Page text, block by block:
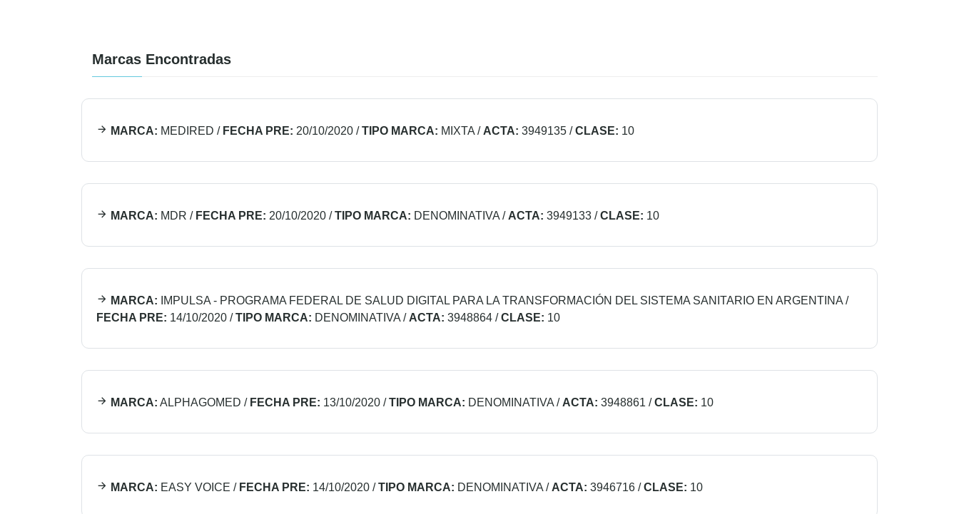
Marcas Encontradas
MARCA: MEDIRED / FECHA PRE: 20/10/2020 /TIPO MARCA: MIXTA / ACTA: 3949135 /CLASE: 10
MARCA: MDR / FECHA PRE: 20/10/2020 /TIPO MARCA: DENOMINATIVA / ACTA: 3949133 /CLASE: 10
MARCA: IMPULSA - PROGRAMA FEDERAL DE SALUD DIGITAL PARA LA TRANSFORMACIÓN DEL SISTEMA SANITARIO EN ARGENTINA /
FECHA PRE: 14/10/2020 /TIPO MARCA: DENOMINATIVA / ACTA: 3948864 /CLASE: 10
MARCA: ALPHAGOMED / FECHA PRE: 13/10/2020 /TIPO MARCA: DENOMINATIVA / ACTA: 3948861 /CLASE: 10
MARCA: EASY VOICE / FECHA PRE: 14/10/2020 /TIPO MARCA: DENOMINATIVA / ACTA: 3946716 /CLASE: 10